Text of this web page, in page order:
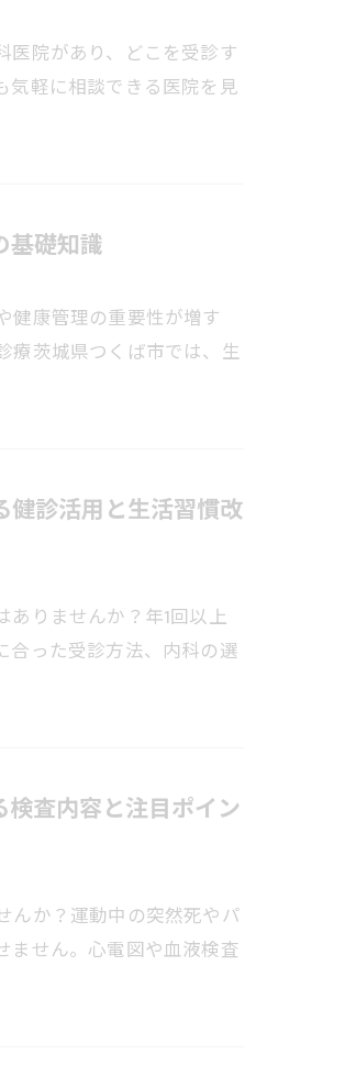
医院があり、どこを受診す
気軽に相談できる医院を見
基礎知識
健康管理の重要性が増す
療茨城県つくば市では、生
診活用と生活習慣改
ありませんか？年1回以上
合った受診方法、内科の選
査内容と注目ポイン
んか？運動中の突然死やパ
ません。心電図や血液検査